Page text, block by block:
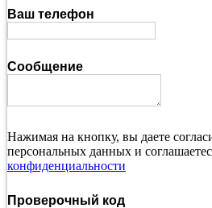
Ваш телефон
Сообщение
Нажимая на кнопку, вы даете
персональных данных и
конфиденциальности
Проверочный код